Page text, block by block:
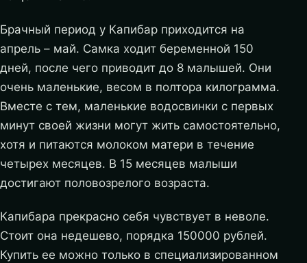
Брачный период у Капибар приходится на
апрель – май. Самка ходит беременной 150
дней, после чего приводит до 8 малышей. Они
очень маленькие, весом в полтора килограмма.
Вместе с тем, маленькие водосвинки с первых
минут своей жизни могут жить самостоятельно,
хотя и питаются молоком матери в течение
четырех месяцев. В 15 месяцев малыши
достигают половозрелого возраста.
Капибара прекрасно себя чувствует в неволе.
Стоит она недешево, порядка 150000 рублей.
Купить ее можно только в специализированном